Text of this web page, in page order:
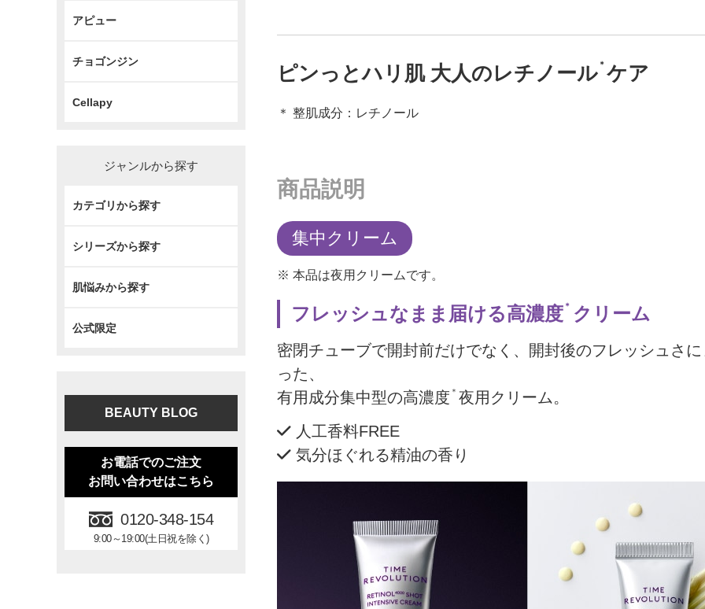
アピュー
チョゴンジン
Cellapy
ジャンルから探す
カテゴリから探す
シリーズから探す
肌悩みから探す
公式限定
BEAUTY BLOG
お電話でのご注文
お問い合わせはこちら
0120-348-154
9:00～19:00(土日祝を除く)
ピンっとハリ肌 大人のレチノール ＊ ケア
＊ 整肌成分：レチノール
商品説明
集中クリーム
※ 本品は夜用クリームです。
フレッシュなまま届ける高濃度 ＊ クリーム
密閉チューブで開封前だけでなく、開封後のフレッシュさ
った、
有用成分集中型の高濃度 ＊ 夜用クリーム。
人工香料FREE
気分ほぐれる精油の香り